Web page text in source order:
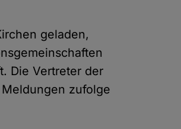
geladen,
Die Vertreter der
zufolge